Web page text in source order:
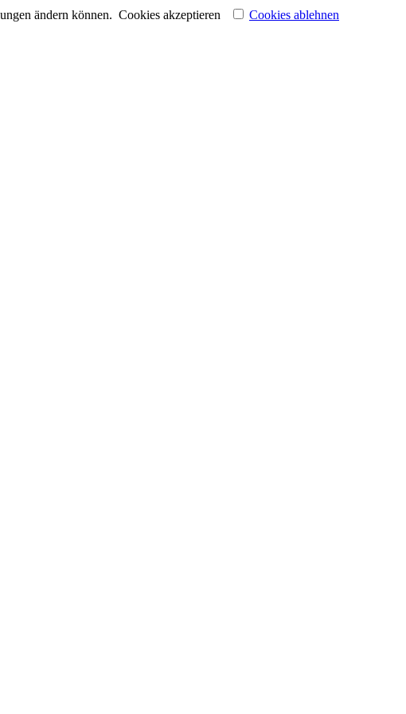
ändern können. Cookies akzeptieren
Cookies ablehnen